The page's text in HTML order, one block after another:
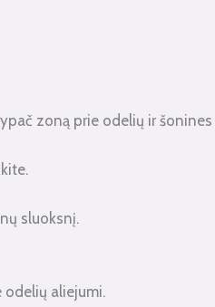
zoną prie odelių ir šonines
sluoksnį.
odelių aliejumi.